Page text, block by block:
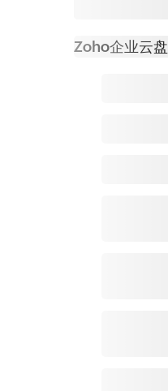
Zoho企业云盘